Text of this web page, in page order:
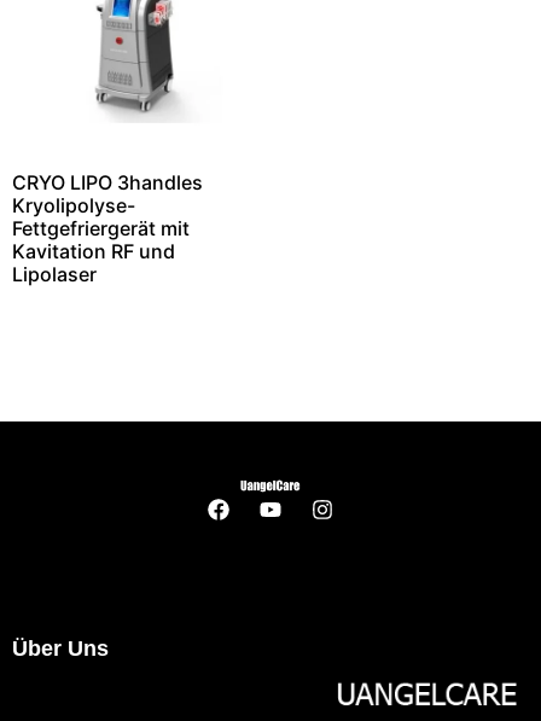
CRYO LIPO 3handles
Kryolipolyse-
Fettgefriergerät mit
Kavitation RF und
Lipolaser
Über Uns